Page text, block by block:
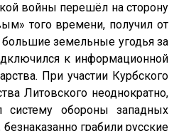
войны перешёл на сторону
того времени, получил от
большие земельные угодья за
к информационной
При участии Курбского
Литовского неоднократно,
систему обороны западных
грабили русские